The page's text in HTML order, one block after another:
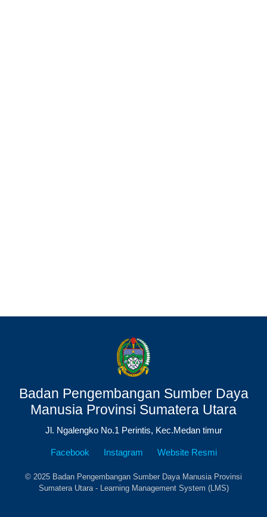
Badan Pengembangan Sumber Daya
Manusia Provinsi Sumatera Utara
Jl. Ngalengko No.1 Perintis, Kec.Medan timur
Facebook Instagram Website Resmi
© 2025 Badan Pengembangan Sumber Daya Manusia Provinsi
Sumatera Utara - Learning Management System (LMS)